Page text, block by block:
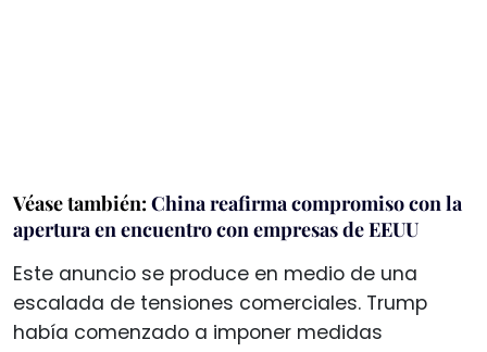
Véase también: China reafirma compromiso con la
apertura en encuentro con empresas de EEUU
Este anuncio se produce en medio de una
escalada de tensiones comerciales. Trump
había comenzado a imponer medidas